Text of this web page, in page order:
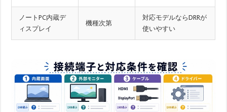
ノートPC内蔵デ
ィスプレイ
機種次第
対応モデルならDRRが
使いやすい